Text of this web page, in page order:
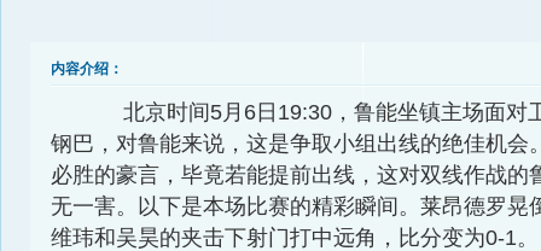
内容介绍：
北京时间5月6日19:30，鲁能坐镇主场面对
钢巴，对鲁能来说，这是争取小组出线的绝佳机会
必胜的豪言，毕竟若能提前出线，这对双线作战的
无一害。以下是本场比赛的精彩瞬间。莱昂德罗晃
维玮和吴昊的夹击下射门打中远角，比分变为0-1。